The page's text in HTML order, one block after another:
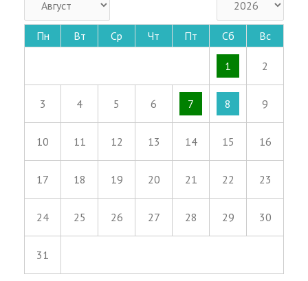
Пн Вт Ср Чт Пт Сб Вс
1 2
3 4 5 6 7 8 9
10 11 12 13 14 15 16
17 18 19 20 21 22 23
24 25 26 27 28 29 30
31